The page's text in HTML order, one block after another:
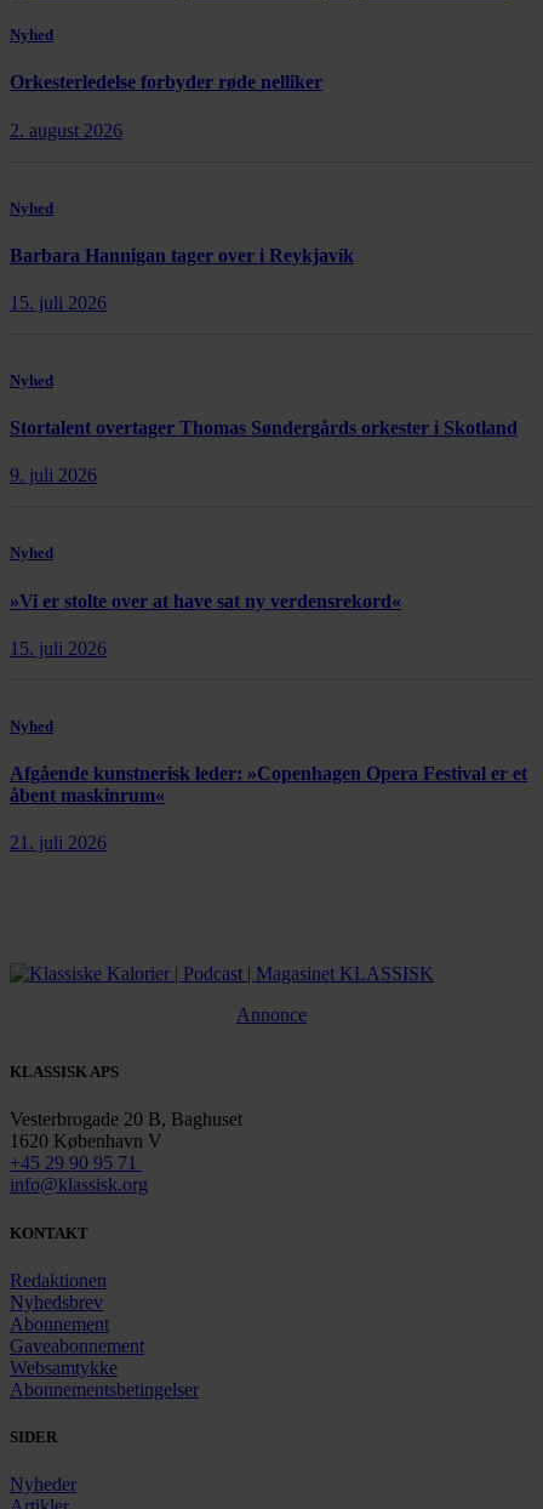
Nyhed
Orkesterledelse forbyder røde nelliker
2. august 2026
Nyhed
Barbara Hannigan tager over i Reykjavík
15. juli 2026
Nyhed
Stortalent overtager Thomas Søndergårds orkester i Skotland
9. juli 2026
Nyhed
»Vi er stolte over at have sat ny verdensrekord«
15. juli 2026
Nyhed
Afgående kunstnerisk leder: »Copenhagen Opera Festival er et
åbent maskinrum«
21. juli 2026
Annonce
KLASSISK APS
Vesterbrogade 20 B, Baghuset
1620 København V
+45 29 90 95 71
info@klassisk.org
KONTAKT
Redaktionen
Nyhedsbrev
Abonnement
Gaveabonnement
Websamtykke
Abonnementsbetingelser
SIDER
Nyheder